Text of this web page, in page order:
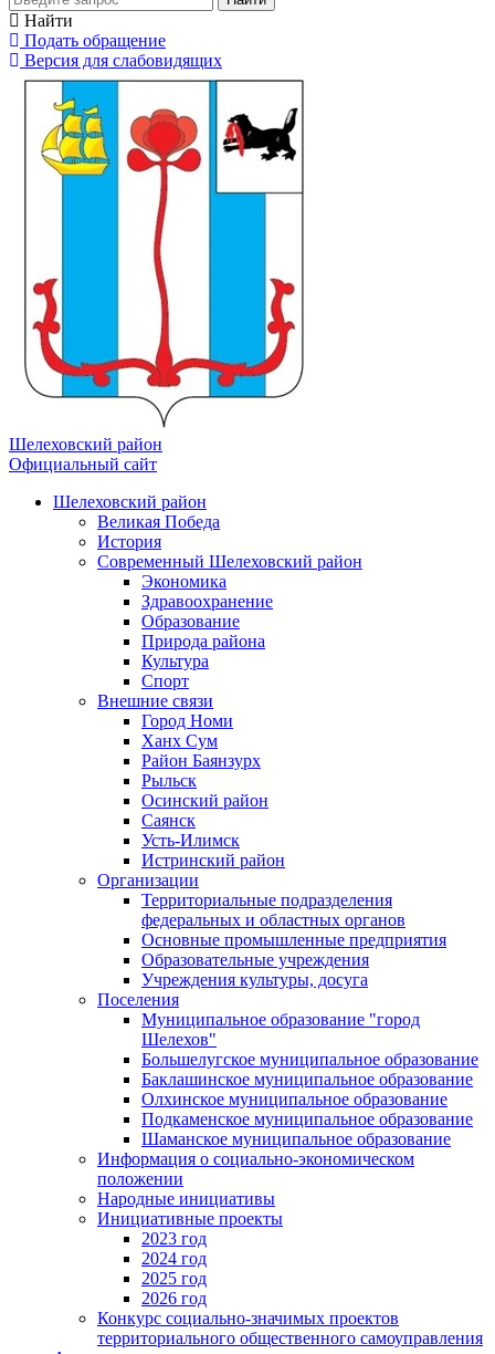
Найти
Подать обращение
Версия для слабовидящих
Шелеховский район
Официальный сайт
Шелеховский район
Великая Победа
История
Современный Шелеховский район
Экономика
Здравоохранение
Образование
Природа района
Культура
Спорт
Внешние связи
Город Номи
Ханх Сум
Район Баянзурх
Рыльск
Осинский район
Саянск
Усть-Илимск
Истринский район
Организации
Территориальные подразделения
федеральных и областных органов
Основные промышленные предприятия
Образовательные учреждения
Учреждения культуры, досуга
Поселения
Муниципальное образование "город
Шелехов"
Большелугское муниципальное образование
Баклашинское муниципальное образование
Олхинское муниципальное образование
Подкаменское муниципальное образование
Шаманское муниципальное образование
Информация о социально-экономическом
положении
Народные инициативы
Инициативные проекты
2023 год
2024 год
2025 год
2026 год
Конкурс социально-значимых проектов
территориального общественного самоуправления